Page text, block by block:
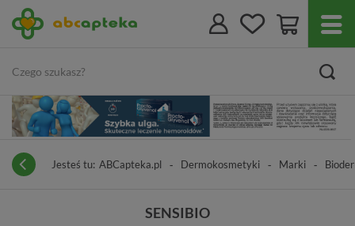
Jesteś tu: ABCapteka.pl Dermokosmetyki Marki
SENSIBIO